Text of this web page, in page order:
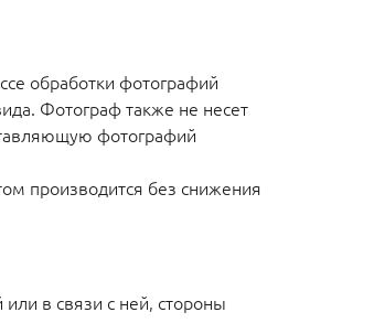
обработки фотографий
Фотограф также не несет
фотографий
производится без снижения
в связи с ней, стороны